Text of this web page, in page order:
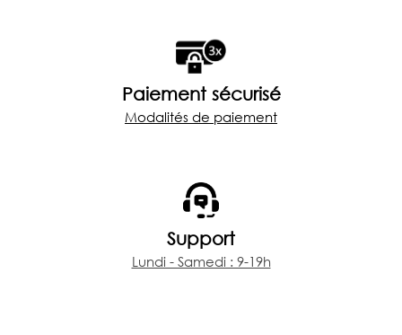
Paiement sécurisé
Modalités de paiement
Support
Lundi - Samedi : 9-19h